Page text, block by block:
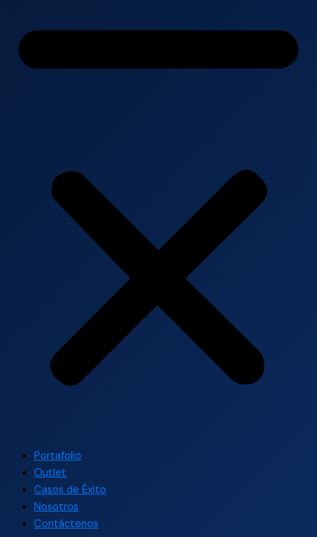
Portafolio
Outlet
Casos de Éxito
Nosotros
Contáctenos